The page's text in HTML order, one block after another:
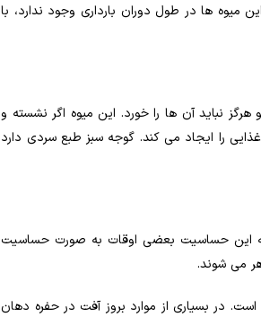
ها در طول دوران بارداری وجود ندارد، با
نباید آن ها را خورد. این میوه اگر نشسته و
را ایجاد می کند. گوجه سبز طبع سردی دارد
این حساسیت بعضی اوقات به صورت حساسیت
می شوند.
در بسیاری از موارد بروز آفت در حفره دهان